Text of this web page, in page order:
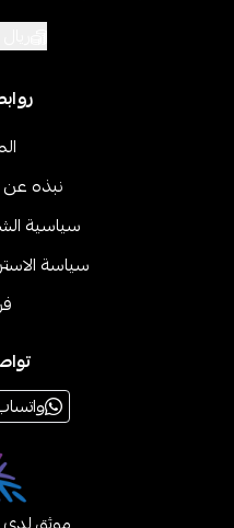
نبذه
سياسية
سياسة